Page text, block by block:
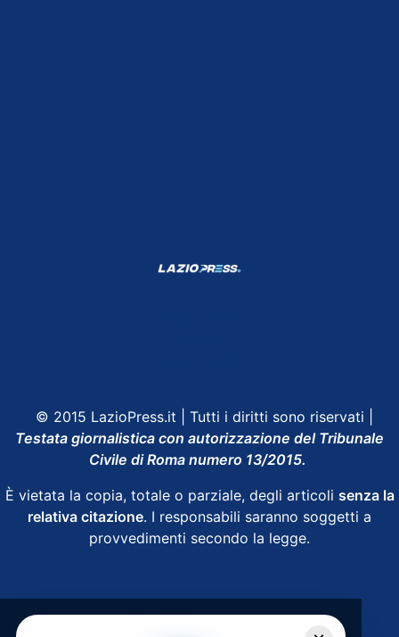
© 2015 LazioPress.it | Tutti i diritti sono riservati |
Testata giornalistica con autorizzazione del Tribunale
Civile di Roma numero 13/2015.
È vietata la copia, totale o parziale, degli articoli senza la
relativa citazione. I responsabili saranno soggetti a
provvedimenti secondo la legge.